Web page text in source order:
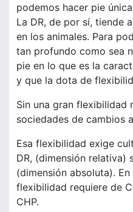
podemos hacer pie
La DR, de por sí, tiende
en los animales. Para
tan profundo como sea
pie en lo que es la
y que la dota de
Sin una gran flexibilidad
sociedades de cambios
Esa flexibilidad exige
DR, (dimensión relativa)
(dimensión absoluta).
flexibilidad requiere de
CHP.